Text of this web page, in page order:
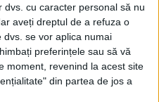
cu caracter personal să nu
aveți dreptul de a refuza o
se vor aplica numai
preferințele sau să vă
moment, revenind la acest site
din partea de jos a